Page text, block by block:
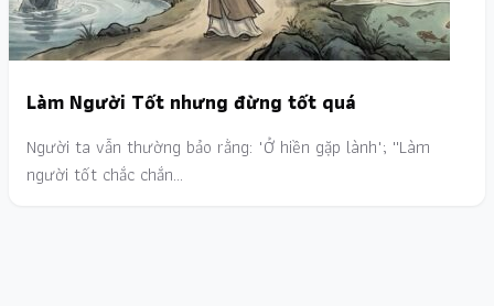
Làm Người Tốt nhưng đừng tốt quá
Người ta vẫn thường bảo rằng: "Ở hiền gặp lành"; ''Làm
người tốt chắc chắn…